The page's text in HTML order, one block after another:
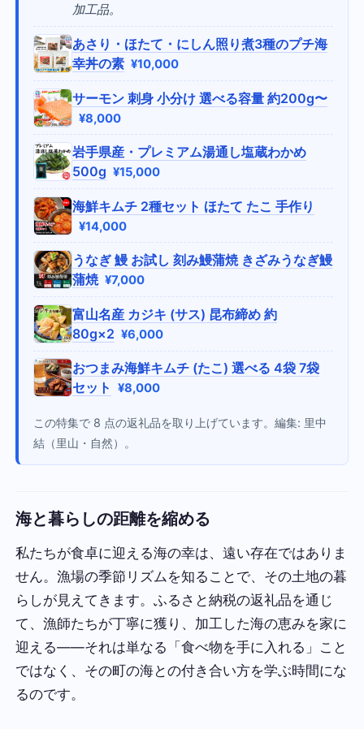
加工品。
あさり・ほたて・にしん照り煮3種のプチ海
幸丼の素 ¥10,000
サーモン 刺身 小分け 選べる容量 約200g〜
¥8,000
岩手県産・プレミアム湯通し塩蔵わかめ
500g ¥15,000
海鮮キムチ 2種セット ほたて たこ 手作り
¥14,000
うなぎ 鰻 お試し 刻み鰻蒲焼 きざみうなぎ鰻
蒲焼 ¥7,000
富山名産 カジキ (サス) 昆布締め 約
80g×2 ¥6,000
おつまみ海鮮キムチ (たこ) 選べる 4袋 7袋
セット
¥8,000
この特集で 8 点の返礼品を取り上げています。編集: 里中
結（里山・自然）。
海と暮らしの距離を縮める
私たちが食卓に迎える海の幸は、遠い存在ではありま
せん。漁場の季節リズムを知ることで、その土地の暮
らしが見えてきます。ふるさと納税の返礼品を通じ
て、漁師たちが丁寧に獲り、加工した海の恵みを家に
迎える——それは単なる「食べ物を手に入れる」こと
ではなく、その町の海との付き合い方を学ぶ時間にな
るのです。